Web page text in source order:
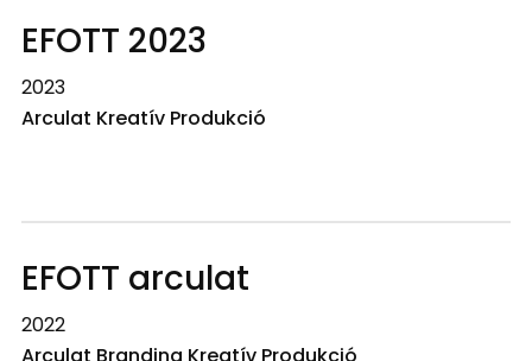
EFOTT 2023
2023
Arculat Kreatív Produkció
EFOTT arculat
2022